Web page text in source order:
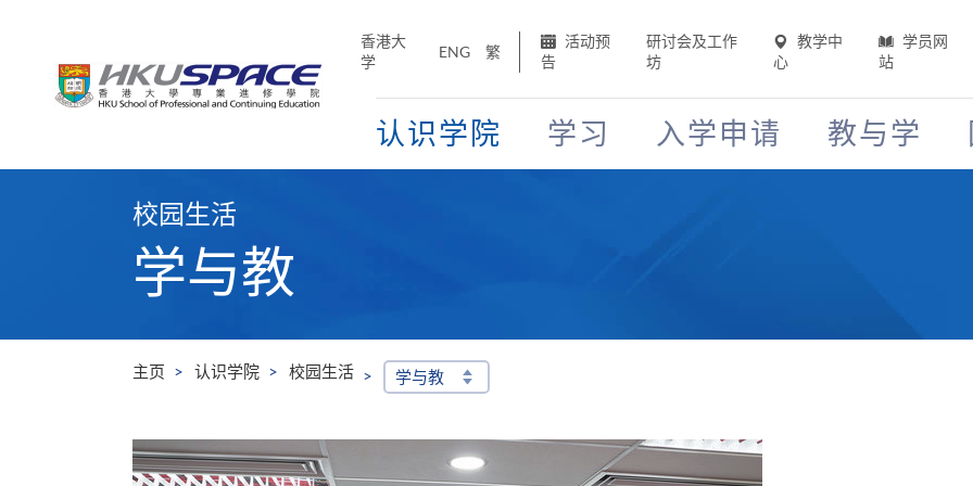
香港大
学
ENG 繁
活动预
告
研讨会及工作
坊
教学中
心
学员网
站
认识学院 学习 入学申请 教与学
校园生活
学与教
主页 认识学院 校园生活 学与教